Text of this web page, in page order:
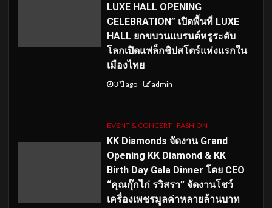
LUXE HALL OPENING
CELEBRATION” เปิดพื้นที่ LUXE
HALL ยกขบวนแบรนด์หรูระดับ
โลกเปิดแฟล็กชิปสโตร์แห่งแรกใน
เมืองไทย
3 ปี ago admin
EVENT & CONCERT FASHION
KK Diamonds จัดงาน Grand
Opening KK Diamond & KK
Birth Day Gala Dinner โดย CEO
“คุณกุ๊กไก่ รวิสรา” จัดงานโชว์
เครื่องเพชรมูลค่าหลายล้านบาท